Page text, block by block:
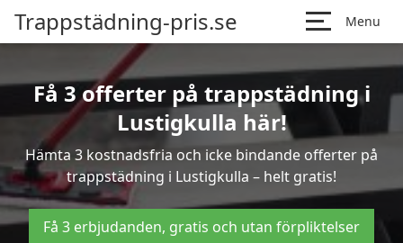
Trappstädning-pris.se Menu
Få 3 offerter på trappstädning i
Lustigkulla här!
Hämta 3 kostnadsfria och icke bindande offerter på
trappstädning i Lustigkulla – helt gratis!
Få 3 erbjudanden, gratis och utan förpliktelser